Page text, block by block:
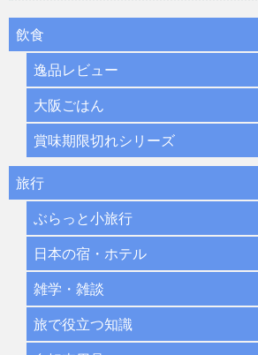
飲食
逸品レビュー
大阪ごはん
賞味期限切れシリーズ
旅行
ぶらっと小旅行
日本の宿・ホテル
雑学・雑談
旅で役立つ知識